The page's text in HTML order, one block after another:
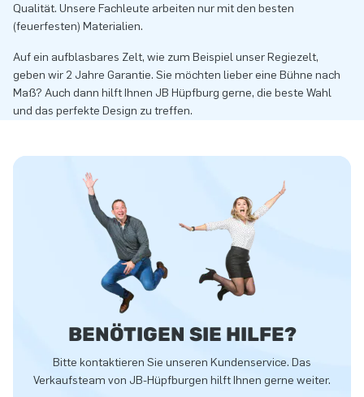
Qualität. Unsere Fachleute arbeiten nur mit den besten
(feuerfesten) Materialien.
Auf ein aufblasbares Zelt, wie zum Beispiel unser Regiezelt,
geben wir 2 Jahre Garantie. Sie möchten lieber eine Bühne nach
Maß? Auch dann hilft Ihnen JB Hüpfburg gerne, die beste Wahl
und das perfekte Design zu treffen.
BENÖTIGEN SIE HILFE?
Bitte kontaktieren Sie unseren Kundenservice. Das
Verkaufsteam von JB-Hüpfburgen hilft Ihnen gerne weiter.